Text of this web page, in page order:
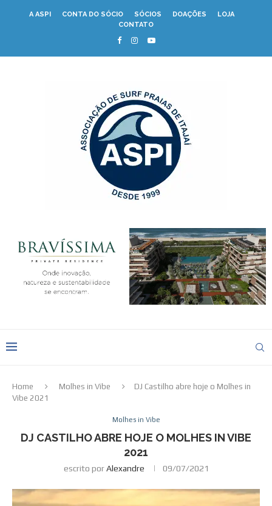
A ASPI CONTA DO SÓCIO SÓCIOS DOAÇÕES
LOJA
CONTATO
Home Molhes in Vibe
DJ Castilho abre hoje o Molhes in
Vibe 2021
Molhes in Vibe
DJ CASTILHO ABRE HOJE O MOLHES IN VIBE
2021
escrito porAlexandre 09/07/2021